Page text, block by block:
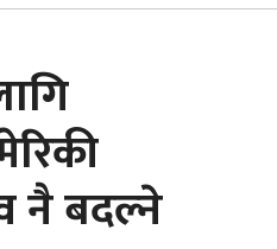
नै बदल्ने